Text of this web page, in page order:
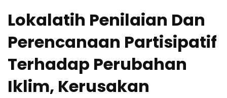
Lokalatih Penilaian Dan
Perencanaan Partisipatif
Terhadap Perubahan
Iklim, Kerusakan